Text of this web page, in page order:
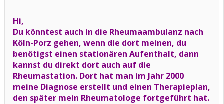
Hi,
Du könntest auch in die Rheumaambulanz nach
Köln-Porz gehen, wenn die dort meinen, du
benötigst einen stationären Aufenthalt, dann
kannst du direkt dort auch auf die
Rheumastation. Dort hat man im Jahr 2000
meine Diagnose erstellt und einen Therapieplan,
den später mein Rheumatologe fortgeführt hat.